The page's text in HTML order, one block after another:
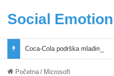
Social
Početna / Microsoft